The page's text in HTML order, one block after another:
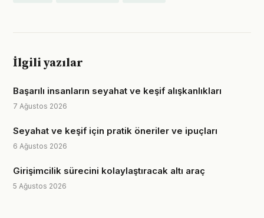
İlgili yazılar
Başarılı insanların seyahat ve keşif alışkanlıkları
7 Ağustos 2026
Seyahat ve keşif için pratik öneriler ve ipuçları
6 Ağustos 2026
Girişimcilik sürecini kolaylaştıracak altı araç
5 Ağustos 2026